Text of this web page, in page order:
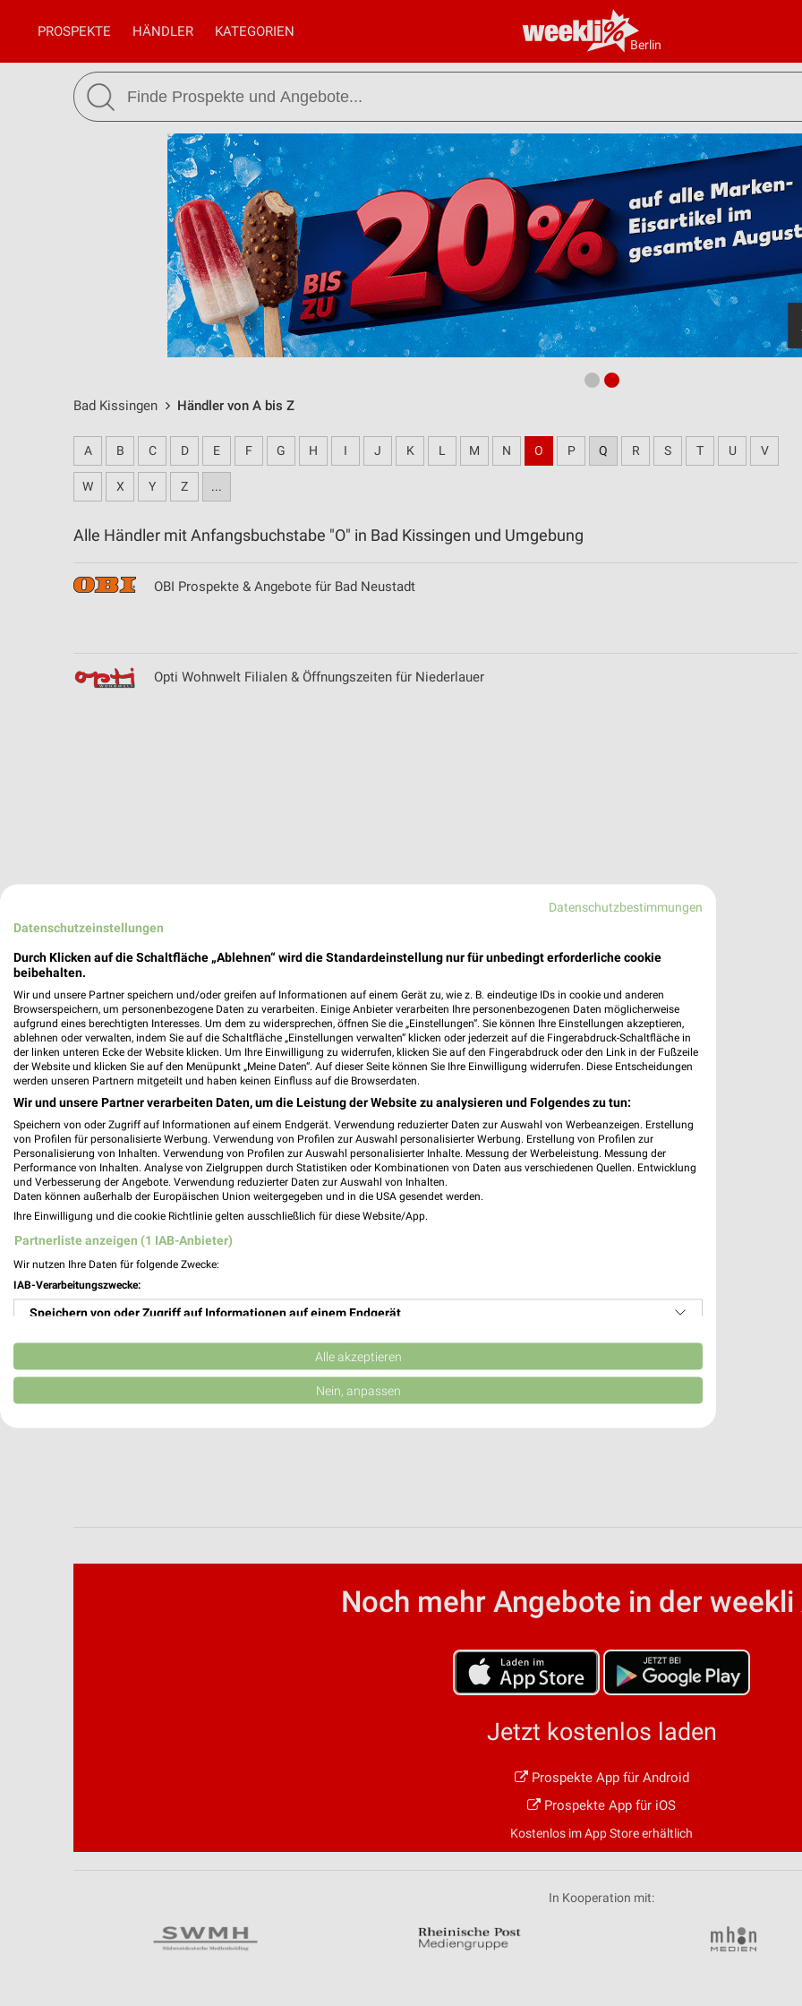
Berlin
PROSPEKTE HÄNDLER KATEGORIEN
Bad Kissingen Händler von A bis Z
A B C D E F G H I J K L M N O P Q R S T U V
W X Y Z ...
Alle Händler mit Anfangsbuchstabe "O" in Bad Kissingen und Umgebung
OBI Prospekte & Angebote für Bad Neustadt
Opti Wohnwelt Filialen & Öffnungszeiten für Niederlauer
Noch mehr Angebote in der weekli
Jetzt kostenlos laden
Prospekte App für Android
Prospekte App für iOS
Kostenlos im App Store erhältlich
In Kooperation mit:
Datenschutzbestimmungen
Datenschutzeinstellungen
Durch Klicken auf die Schaltfläche „Ablehnen“ wird die Standardeinstellung nur für unbedingt erforderliche cookie
beibehalten.
Wir und unsere Partner speichern und/oder greifen auf Informationen auf einem Gerät zu, wie z. B. eindeutige IDs in cookie und anderen
Browserspeichern, um personenbezogene Daten zu verarbeiten. Einige Anbieter verarbeiten Ihre personenbezogenen Daten möglicherweise
aufgrund eines berechtigten Interesses. Um dem zu widersprechen, öffnen Sie die „Einstellungen“. Sie können Ihre Einstellungen akzeptieren,
ablehnen oder verwalten, indem Sie auf die Schaltfläche „Einstellungen verwalten“ klicken oder jederzeit auf die Fingerabdruck-Schaltfläche in
der linken unteren Ecke der Website klicken. Um Ihre Einwilligung zu widerrufen, klicken Sie auf den Fingerabdruck oder den Link in der Fußzeile
der Website und klicken Sie auf den Menüpunkt „Meine Daten“. Auf dieser Seite können Sie Ihre Einwilligung widerrufen. Diese Entscheidungen
werden unseren Partnern mitgeteilt und haben keinen Einfluss auf die Browserdaten.
Wir und unsere Partner verarbeiten Daten, um die Leistung der Website zu analysieren und Folgendes zu tun:
Speichern von oder Zugriff auf Informationen auf einem Endgerät. Verwendung reduzierter Daten zur Auswahl von Werbeanzeigen. Erstellung
von Profilen für personalisierte Werbung. Verwendung von Profilen zur Auswahl personalisierter Werbung. Erstellung von Profilen zur
Personalisierung von Inhalten. Verwendung von Profilen zur Auswahl personalisierter Inhalte. Messung der Werbeleistung. Messung der
Performance von Inhalten. Analyse von Zielgruppen durch Statistiken oder Kombinationen von Daten aus verschiedenen Quellen. Entwicklung
und Verbesserung der Angebote. Verwendung reduzierter Daten zur Auswahl von Inhalten.
Daten können außerhalb der Europäischen Union weitergegeben und in die USA gesendet werden.
Ihre Einwilligung und die cookie Richtlinie gelten ausschließlich für diese Website/App.
Partnerliste anzeigen (1 IAB-Anbieter)
Wir nutzen Ihre Daten für folgende Zwecke:
IAB-Verarbeitungszwecke:
Speichern von oder Zugriff auf Informationen auf einem Endgerät
Verwendung reduzierter Daten zur Auswahl von Werbeanzeigen
Erstellung von Profilen für personalisierte Werbung
Analyse von Zielgruppen durch Statistiken oder Kombinationen von Daten aus verschiedenen
Alle akzeptieren
Nein, anpassen